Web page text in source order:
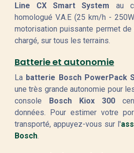
Line CX Smart System au
homologué V.A.E (25 km/h -
motorisation puissante permet
chargé, sur tous les terrains.
Batterie et autonomie
La batterie Bosch PowerPack
une très grande autonomie pour
console Bosch Kiox 300
données. Pour estimer votre
transporté, appuyez-vous sur l'
Bosch.